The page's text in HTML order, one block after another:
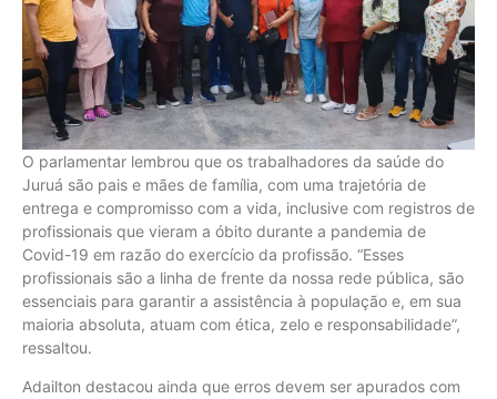
O parlamentar lembrou que os trabalhadores da saúde do
Juruá são pais e mães de família, com uma trajetória de
entrega e compromisso com a vida, inclusive com registros de
profissionais que vieram a óbito durante a pandemia de
Covid-19 em razão do exercício da profissão. “Esses
profissionais são a linha de frente da nossa rede pública, são
essenciais para garantir a assistência à população e, em sua
maioria absoluta, atuam com ética, zelo e responsabilidade”,
ressaltou.
Adailton destacou ainda que erros devem ser apurados com